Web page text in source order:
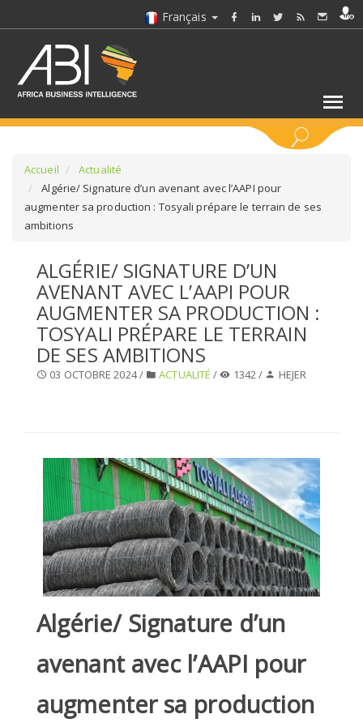
Français
SÉLECTIONNEZ UN/DES SECTEURS
SÉLECTIONNEZ UN DOSSIER
SELECTIONNEZ UNE SECTION
SÉLECTIONNEZ UNE CATÉGORIE
Accueil
Actualité
Algérie/ Signature d’un avenant avec l’AAPI pour
augmenter sa production : Tosyali prépare le terrain de ses
ambitions
ALGÉRIE/ SIGNATURE D’UN
AVENANT AVEC L’AAPI POUR
AUGMENTER SA PRODUCTION :
TOSYALI PRÉPARE LE TERRAIN
DE SES AMBITIONS
03 OCTOBRE 2024 / ACTUALITÉ / 1342 / HEJER
Algérie/ Signature d’un
avenant avec l’AAPI pour
augmenter sa production